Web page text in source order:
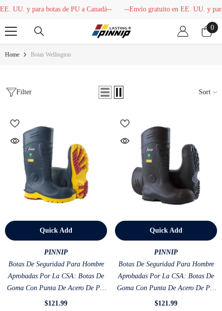
Skip To Content
y para botas de PU a Canadá-- --Envío gratuito en EE. UU. y para
0
0
Home Botas Wellington
Filter Sort
Quick Add
PINNIP
Botas De Seguridad Para Hombre
Aprobadas Por La CSA: Botas De
Goma Con Punta De Acero De PU
Impermeables ASTM F2413-18
$121.99
Quick Add
PINNIP
Botas De Seguridad Para Hombre
Aprobadas Por La CSA: Botas De
Goma Con Punta De Acero De PU
Impermeables ASTM F2413-18
$121.99